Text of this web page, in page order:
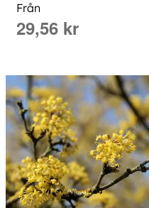
Från
29,56 kr